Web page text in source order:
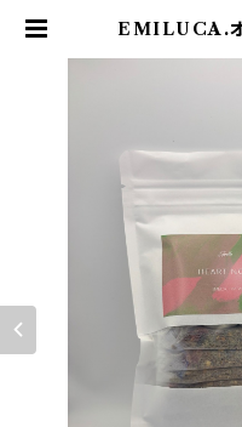
EMILUCA.オ